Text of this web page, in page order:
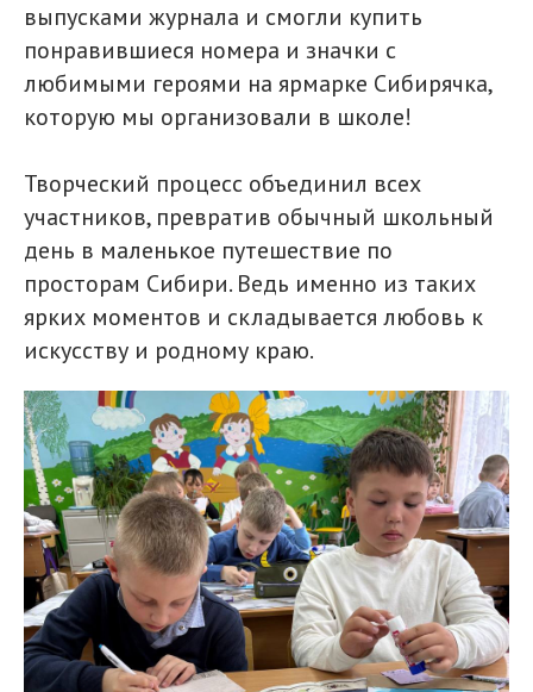
выпусками журнала и смогли купить
понравившиеся номера и значки с
любимыми героями на ярмарке Сибирячка,
которую мы организовали в школе!
Творческий процесс объединил всех
участников, превратив обычный школьный
день в маленькое путешествие по
просторам Сибири. Ведь именно из таких
ярких моментов и складывается любовь к
искусству и родному краю.